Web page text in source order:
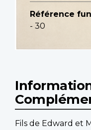
Référence
- 30
Fils de Edward et